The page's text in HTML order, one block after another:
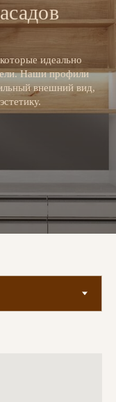
идеально
Наши профили
внешний вид,